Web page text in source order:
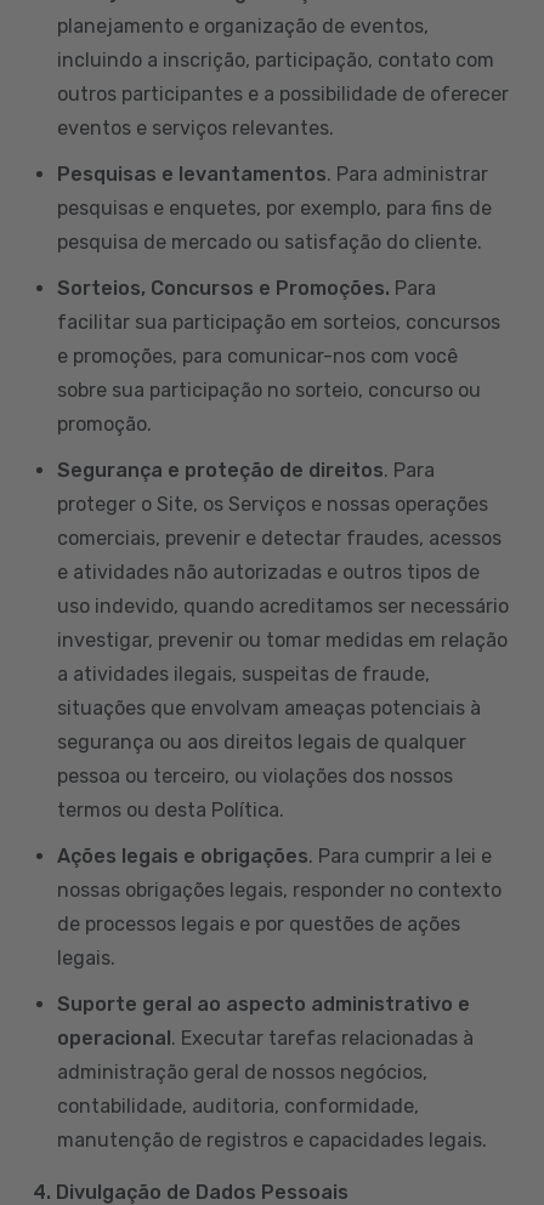
planejamento e organização de eventos,
incluindo a inscrição, participação, contato com
outros participantes e a possibilidade de oferecer
eventos e serviços relevantes.
Pesquisas e levantamentos. Para administrar
pesquisas e enquetes, por exemplo, para fins de
pesquisa de mercado ou satisfação do cliente.
Sorteios, Concursos e Promoções. Para
facilitar sua participação em sorteios, concursos
e promoções, para comunicar-nos com você
sobre sua participação no sorteio, concurso ou
promoção.
Segurança e proteção de direitos. Para
proteger o Site, os Serviços e nossas operações
comerciais, prevenir e detectar fraudes, acessos
e atividades não autorizadas e outros tipos de
uso indevido, quando acreditamos ser necessário
investigar, prevenir ou tomar medidas em relação
a atividades ilegais, suspeitas de fraude,
situações que envolvam ameaças potenciais à
segurança ou aos direitos legais de qualquer
pessoa ou terceiro, ou violações dos nossos
termos ou desta Política.
Ações legais e obrigações. Para cumprir a lei e
nossas obrigações legais, responder no contexto
de processos legais e por questões de ações
legais.
Suporte geral ao aspecto administrativo e
operacional. Executar tarefas relacionadas à
administração geral de nossos negócios,
contabilidade, auditoria, conformidade,
manutenção de registros e capacidades legais.
4. Divulgação de Dados Pessoais